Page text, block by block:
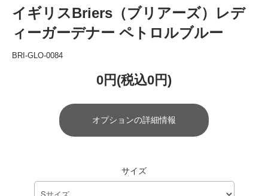
イギリスBriers（ブリアーズ）レデ
ィーガーデナー ペトロルブルー
BRI-GLO-0084
0円(税込0円)
オプションの詳細情報
サイズ